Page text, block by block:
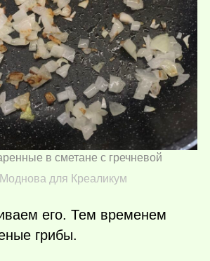
в сметане с гречневой
для Креаликум
его. Тем временем
грибы.